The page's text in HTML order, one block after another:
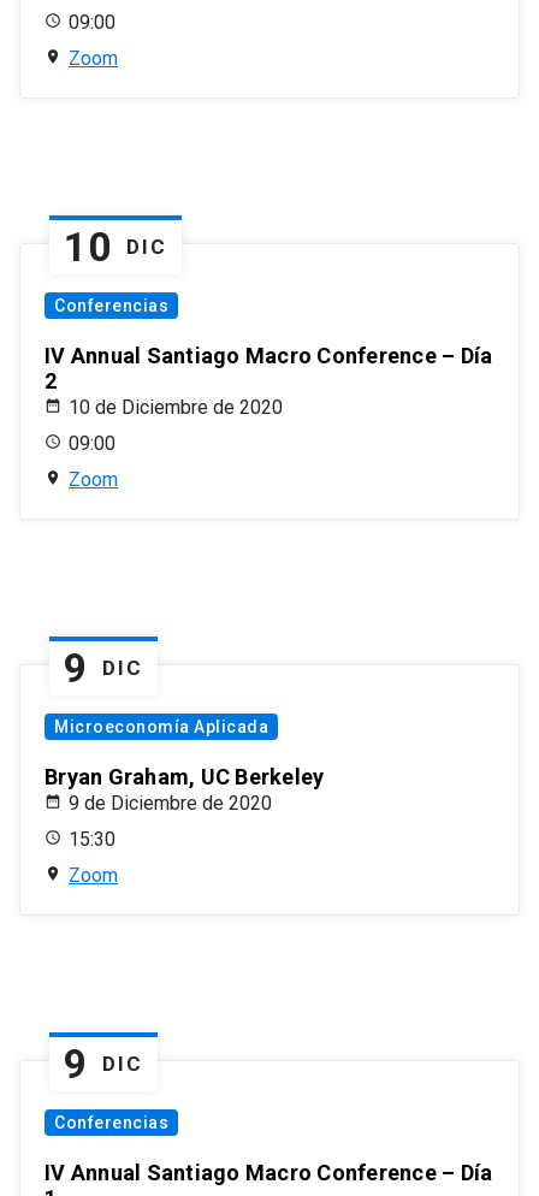
09:00
Zoom
10 DIC
Conferencias
IV Annual Santiago Macro Conference – Día
2
10 de Diciembre de 2020
09:00
Zoom
9 DIC
Microeconomía Aplicada
Bryan Graham, UC Berkeley
9 de Diciembre de 2020
15:30
Zoom
9 DIC
Conferencias
IV Annual Santiago Macro Conference – Día